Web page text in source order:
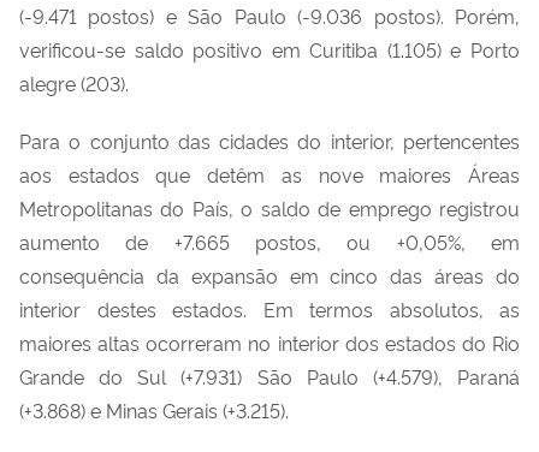
(-9.471 postos) e São Paulo (-9.036 postos). Porém,
verificou-se saldo positivo em Curitiba (1.105) e Porto
alegre (203).
Para o conjunto das cidades do interior, pertencentes
aos estados que detêm as nove maiores Áreas
Metropolitanas do País, o saldo de emprego registrou
aumento de +7.665 postos, ou +0,05%, em
consequência da expansão em cinco das áreas do
interior destes estados. Em termos absolutos, as
maiores altas ocorreram no interior dos estados do Rio
Grande do Sul (+7.931) São Paulo (+4.579), Paraná
(+3.868) e Minas Gerais (+3.215).